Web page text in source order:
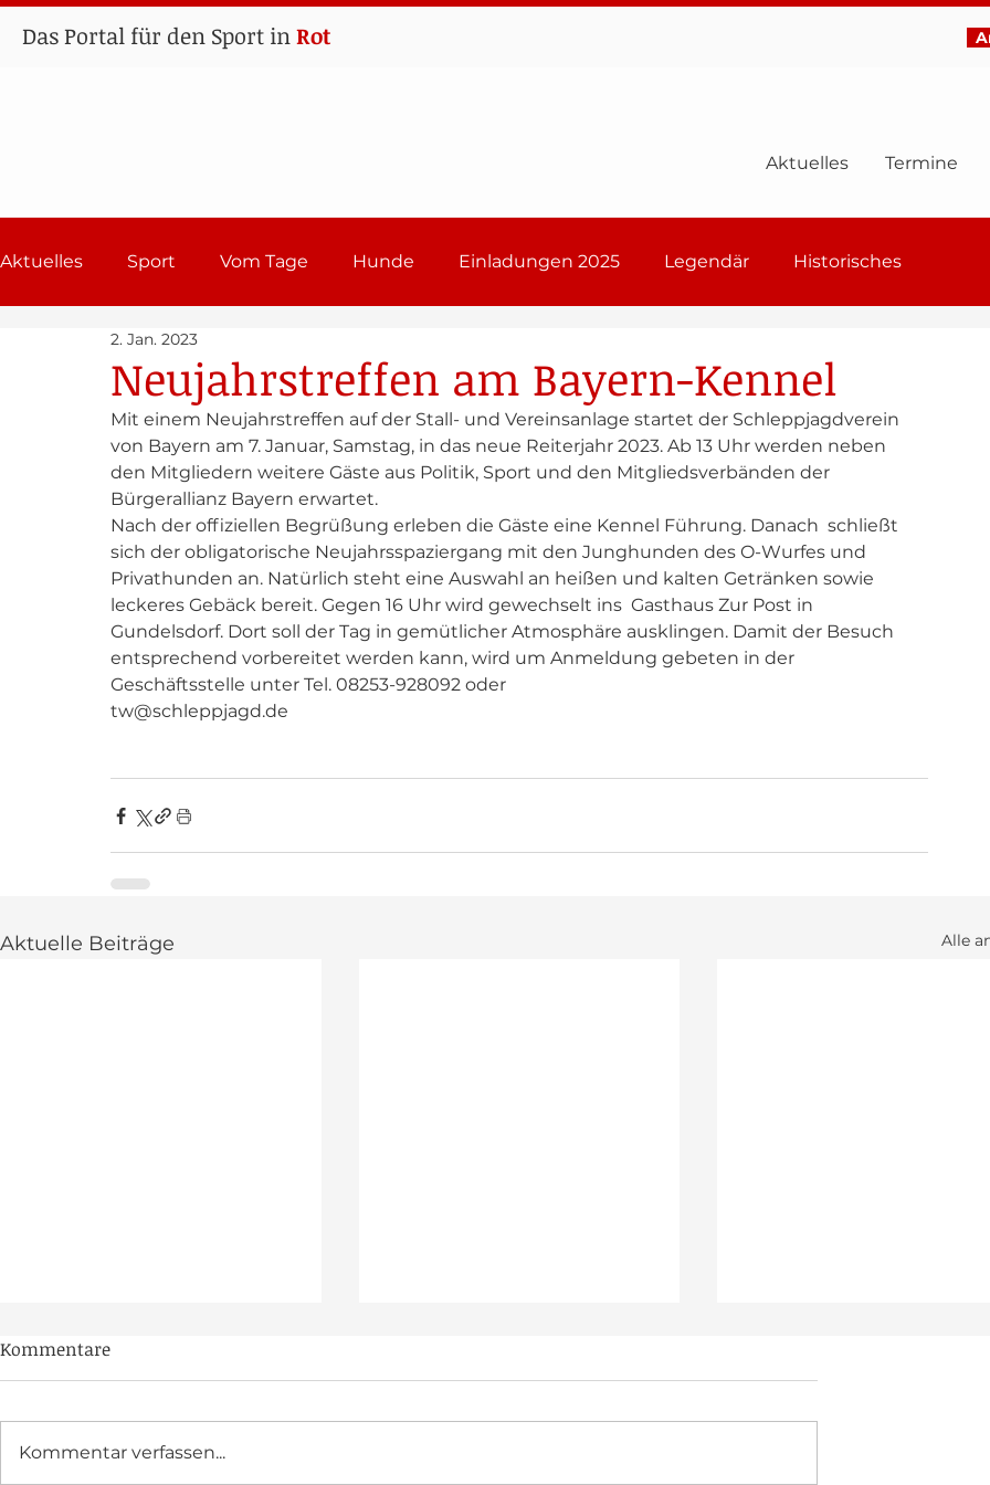
Das Portal für den Sport inRot
Aktuelles Termine
Aktuelles Sport Vom Tage Hunde Einladungen 2025 Legendär Historisches
Lehrgänge Sport in Rot
Neujahrstreffen am Bayern-Kennel
2. Jan. 2023
Mit einem Neujahrstreffen auf der Stall- und Vereinsanlage startet der Schleppjagdverein
von Bayern am 7. Januar, Samstag, in das neue Reiterjahr 2023. Ab 13 Uhr werden neben
den Mitgliedern weitere Gäste aus Politik, Sport und den Mitgliedsverbänden der
Bürgerallianz Bayern erwartet.
Nach der offiziellen Begrüßung erleben die Gäste eine Kennel Führung. Danach  schließt
sich der obligatorische Neujahrsspaziergang mit den Junghunden des O-Wurfes und
Privathunden an. Natürlich steht eine Auswahl an heißen und kalten Getränken sowie
leckeres Gebäck bereit. Gegen 16 Uhr wird gewechselt ins  Gasthaus Zur Post in
Gundelsdorf. Dort soll der Tag in gemütlicher Atmosphäre ausklingen. Damit der Besuch
entsprechend vorbereitet werden kann, wird um Anmeldung gebeten in der
Geschäftsstelle unter Tel. 08253-928092 oder
tw@schleppjagd.de
Aktuelle Beiträge Alle
Kommentare
Kommentar verfassen...